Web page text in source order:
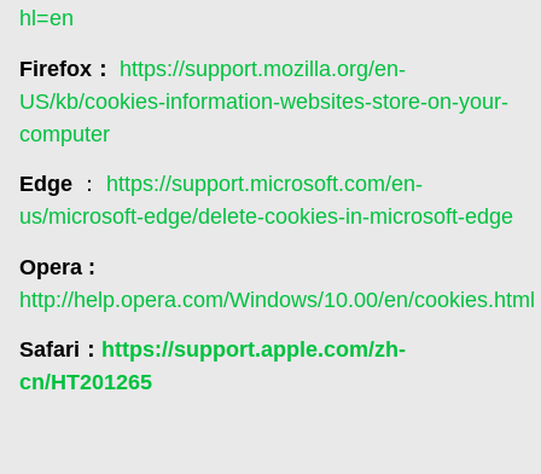
hl=en
Firefox：
https://support.mozilla.org/en-
US/kb/cookies-information-websites-store-on-your-
computer
Edge ： https://support.microsoft.com/en-
us/microsoft-edge/delete-cookies-in-microsoft-edge
Opera :
http://help.opera.com/Windows/10.00/en/cookies.html
Safari： https://support.apple.com/zh-
cn/HT201265